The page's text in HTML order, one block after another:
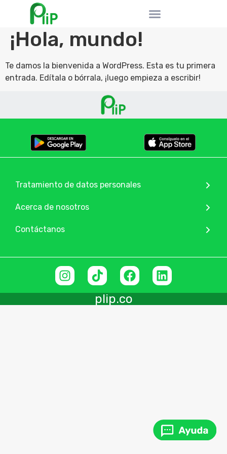
¡Hola, mundo!
Te damos la bienvenida a WordPress. Esta es tu primera
entrada. Edítala o bórrala, ¡luego empieza a escribir!
Tratamiento de datos personales
Acerca de nosotros
Contáctanos
plip.co